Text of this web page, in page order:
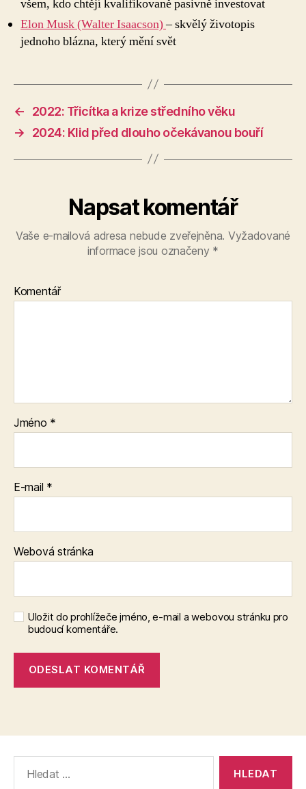
všem, kdo chtějí kvalifikovaně pasivně investovat
Elon Musk (Walter Isaacson)– skvělý životopis
jednoho blázna, který mění svět
←
2022: Třicítka a krize středního věku
→
2024: Klid před dlouho očekávanou bouří
Napsat komentář
Vaše e-mailová adresa nebude zveřejněna. Vyžadované
informace jsou označeny *
Komentář
Jméno *
E-mail *
Webová stránka
Uložit do prohlížeče jméno, e-mail a webovou stránku pro
budoucí komentáře.
vyhledávání: